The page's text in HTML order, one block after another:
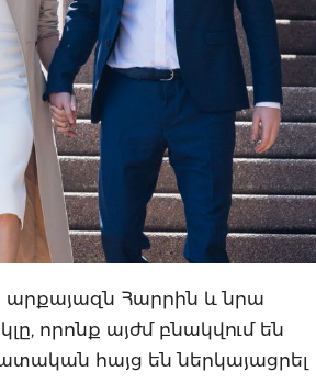
արքայազն Հարրին և նրա
որոնք այժմ բնակվում են
​​հայց են ներկայացրել